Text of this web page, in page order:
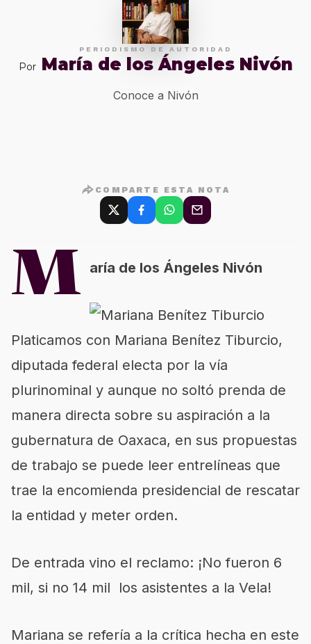
PERIODISMO DE AUTORIDAD
Por María de los Ángeles Nivón
Conoce a Nivón
COMPARTE ESTA NOTA
M aría de los Ángeles Nivón
Platicamos con Mariana Benítez Tiburcio,
diputada federal electa por la vía
plurinominal y aunque no soltó prenda de
manera directa sobre su aspiración a la
gubernatura de Oaxaca, en sus propuestas
de trabajo se puede leer entrelíneas que
trae la encomienda presidencial de rescatar
la entidad y meter orden.
De entrada vino el reclamo: ¡No fueron 6
mil, si no 14 mil los asistentes a la Vela!
Mariana se refería a la crítica hecha en este